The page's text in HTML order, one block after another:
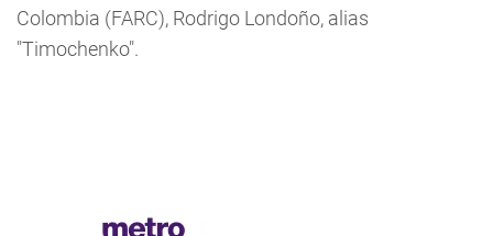
Colombia (FARC), Rodrigo Londoño, alias
"Timochenko".